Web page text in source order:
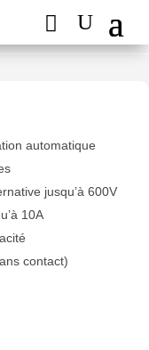
automatique
jusqu’à 600V
10A
contact)